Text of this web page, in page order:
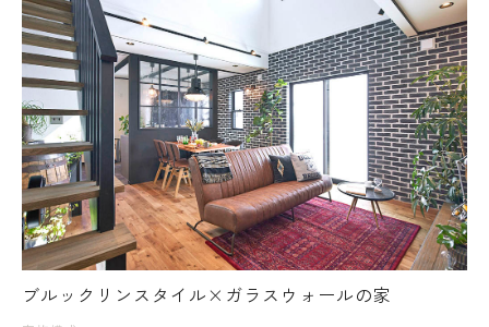
ブルックリンスタイル×ガラスウォールの家